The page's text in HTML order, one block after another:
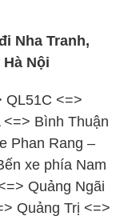
Nha Tranh,
Nội
QL51C <=>
Bình Thuận
Phan Rang –
xe phía Nam
Quảng Ngãi
Quảng Trị <=>